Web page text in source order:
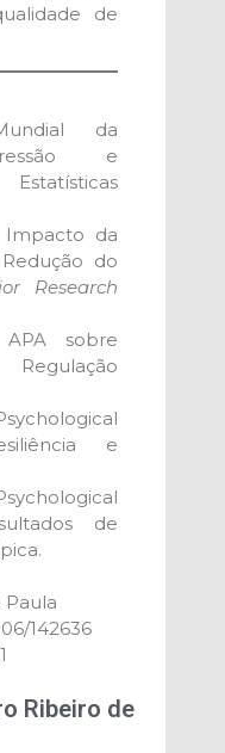
de
da
e
da
do
Research
sobre
e
de
142636
Ribeiro de